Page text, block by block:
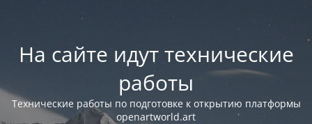
На сайте идут технические
работы
Технические работы по подготовке к открытию платформы
openartworld.art